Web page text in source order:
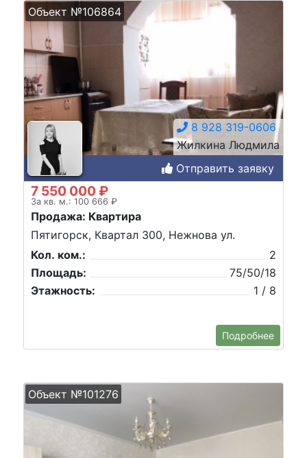
Объект №106864
8 928 319-0606
Жилкина Людмила
Отправить заявку
7 550 000 ₽
За кв. м.: 100 666 ₽
Продажа: Квартира
Пятигорск, Квартал 300, Нежнова ул.
Кол. ком.:
2
Площадь:
75/50/18
Этажность:
1 / 8
Подробнее
Объект №101276